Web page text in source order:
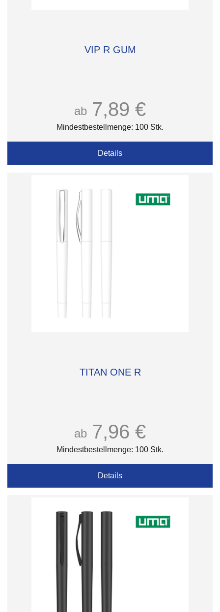
VIP R GUM
ab 7,89 €
Mindestbestellmenge: 100 Stk.
Details
TITAN ONE R
ab 7,96 €
Mindestbestellmenge: 100 Stk.
Details